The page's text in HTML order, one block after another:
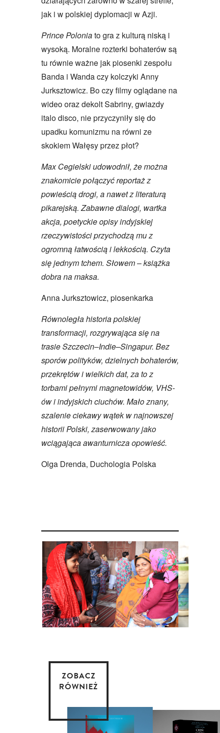
jak i w polskiej dyplomacji w Azji.
Prince Poloniato gra z kulturą niską i
wysoką. Moralne rozterki bohaterów są
tu równie ważne jak piosenki zespołu
Banda i Wanda czy kolczyki Anny
Jurksztowicz. Bo czy filmy oglądane na
wideo oraz dekolt Sabriny, gwiazdy
italo disco, nie przyczyniły się do
upadku komunizmu na równi ze
skokiem Wałęsy przez płot?
Max Cegielski udowodnił, że można
znakomicie połączyć reportaż z
powieścią drogi, a nawet z literaturą
pikarejską. Zabawne dialogi, wartka
akcja, poetyckie opisy indyjskiej
rzeczywistości przychodzą mu z
ogromną łatwością i lekkością. Czyta
się jednym tchem. Słowem – książka
dobra na maksa.
Anna Jurksztowicz, piosenkarka
Równoległa historia polskiej
transformacji, rozgrywająca się na
trasie Szczecin–Indie–Singapur. Bez
sporów polityków, dzielnych bohaterów,
przekrętów i wielkich dat, za to z
torbami pełnymi magnetowidów, VHS-
ów i indyjskich ciuchów. Mało znany,
szalenie ciekawy wątek w najnowszej
historii Polski, zaserwowany jako
wciągająca awanturnicza opowieść.
Olga Drenda, Duchologia Polska
ZOBACZ
RÓWNIEŻ